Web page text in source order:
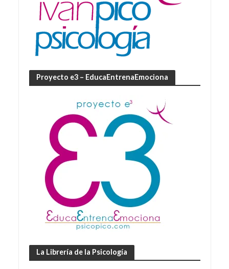
Proyecto e3 – EducaEntrenaEmociona
La Librería de la Psicología